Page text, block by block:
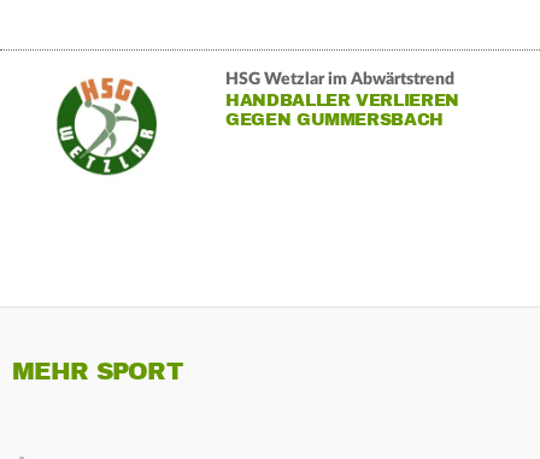
HSG Wetzlar im Abwärtstrend
HANDBALLER VERLIEREN
GEGEN GUMMERSBACH
MEHR SPORT